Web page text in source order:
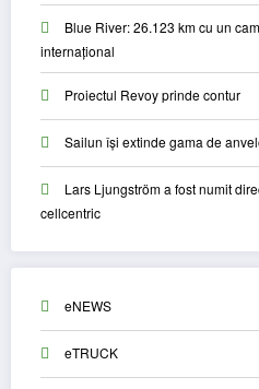
Blue River: 26.123 km cu un
internațional
Proiectul Revoy prinde contur
Sailun își extinde gama de
Lars Ljungström a fost numit
cellcentric
eNEWS
eTRUCK